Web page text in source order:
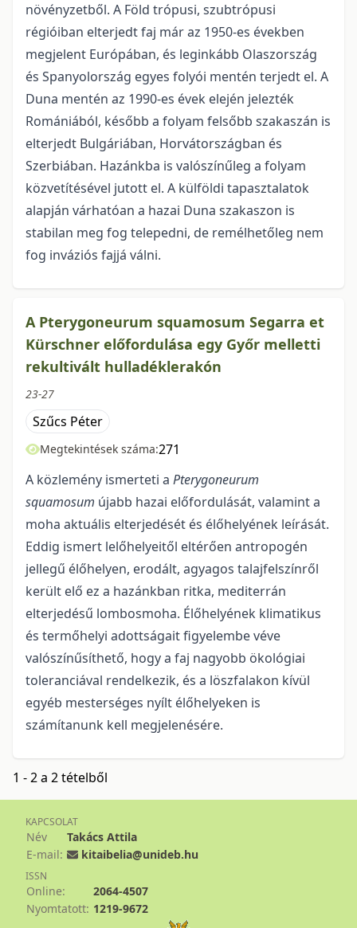
növényzet­ből. A Föld trópusi, szubtrópusi
régióiban elterjedt faj már az 1950-es években
megjelent Európában, és leginkább Olaszország
és Spanyolország egyes folyói mentén terjedt el. A
Duna mentén az 1990-es évek elején jelezték
Romániából, később a folyam felsőbb szakaszán is
elterjedt Bulgáriában, Horvátor­szágban és
Szerbiában. Hazánkba is valószínűleg a folyam
közvetítésével jutott el. A külföldi tapasztala­tok
alapján várhatóan a hazai Duna szakaszon is
stabilan meg fog telepedni, de remélhetőleg nem
fog inváziós fajjá válni.
A Pterygoneurum squamosum Segarra et
Kürschner előfordulása egy Győr melletti
rekultivált hulladéklerakón
23-27
Szűcs Péter
Megtekintések száma:271
A közlemény ismerteti a Pterygoneurum
squamosum újabb hazai előfordulását, valamint a
moha aktuális elterjedését és élőhelyének leírását.
Eddig ismert lelőhelyeitől eltérően antropogén
jellegű élőhelyen, erodált, agyagos talajfelszínről
került elő ez a hazánkban ritka, mediterrán
elterjedésű lombosmoha. Élőhelyének klimatikus
és termőhelyi adottságait figyelembe véve
valószínűsíthető, hogy a faj nagyobb ökológiai
toleranciával rendelkezik, és a löszfalakon kívül
egyéb mesterséges nyílt élőhelyeken is
számítanunk kell megjelenésére.
1 - 2 a 2 tételből
KAPCSOLAT
Név
Takács Attila
E-mail:
kitaibelia@unideb.hu
ISSN
Online:
2064-4507
Nyomtatott: 1219-9672